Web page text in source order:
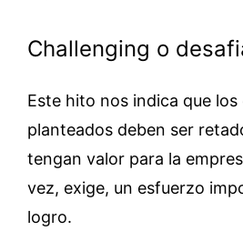
Challenging o
Este hito nos indica que
planteados deben ser
tengan valor para la
vez, exige, un esfuerzo
logro.